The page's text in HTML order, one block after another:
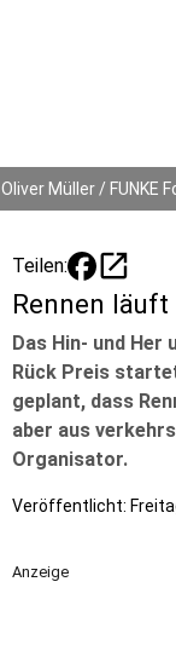
Oliver Müller / FUNKE
Teilen: open_in_new
Rennen
Das Hin- und Her
Rück Preis
geplant, dass
aber aus
Organisator.
Veröffentlicht:
Anzeige